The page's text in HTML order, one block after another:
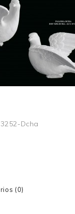
Dcha
(0)